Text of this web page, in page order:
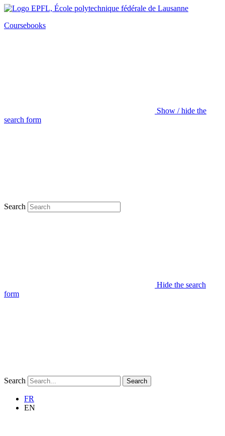
Coursebooks
Show / hide the
search form
Search
Hide the search
form
Search Search
FR
EN